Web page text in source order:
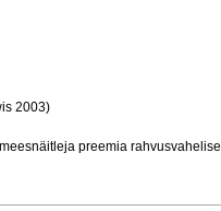
2003)
preemia rahvusvahelisel